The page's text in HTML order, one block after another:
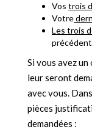
Vos trois
Votre
Les trois
Si vous avez un
leur seront
avec vous.
pièces
demandées :